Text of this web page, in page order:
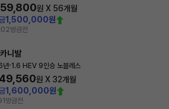
원 X 56개월
1,500,000원
방금전
니발
년·1.6 HEV 9인승 노블레스
원 X 32개월
1,600,000원
방금전